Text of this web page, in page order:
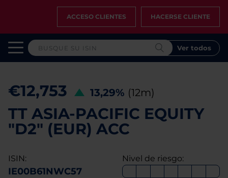
ACCESO CLIENTES HACERSE CLIENTE
Ver todos
€12,753 13,29% (12m)
TT ASIA-PACIFIC EQUITY
"D2" (EUR) ACC
ISIN:
IE00B61NWC57
Nivel de riesgo: